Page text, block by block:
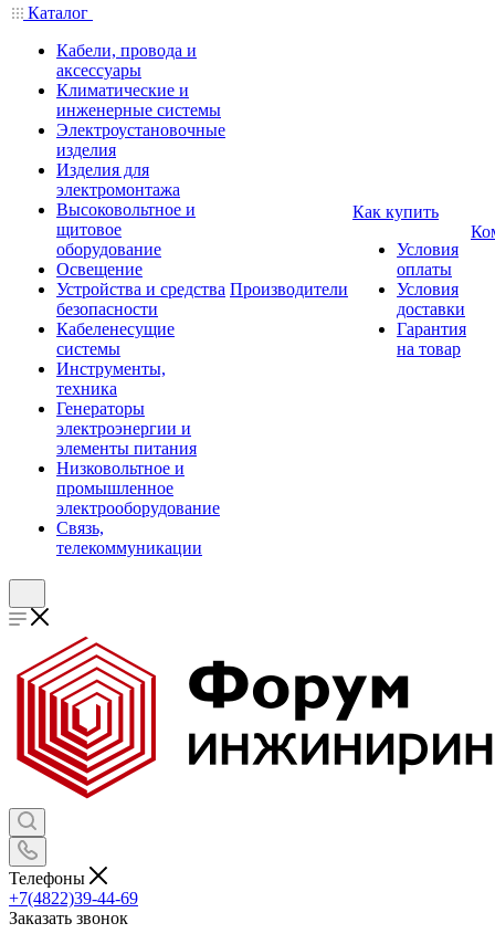
Каталог
Кабели, провода и
аксессуары
Климатические и
инженерные системы
Электроустановочные
изделия
Изделия для
электромонтажа
Высоковольтное и
щитовое
оборудование
Освещение
Устройства и средства
безопасности
Кабеленесущие
системы
Инструменты,
техника
Генераторы
электроэнергии и
элементы питания
Низковольтное и
промышленное
электрооборудование
Связь,
телекоммуникации
Производители
Как купить
Условия
оплаты
Условия
доставки
Гарантия
на товар
Телефоны
+7(4822)39-44-69
Заказать звонок